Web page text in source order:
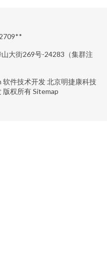
大街269号-24283（集群注
软件技术开发北京明捷康科技
版权所有Sitemap